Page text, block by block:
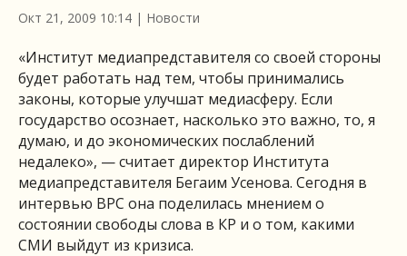
Окт 21, 2009 10:14 | Новости
«Институт медиапредставителя со своей стороны
будет работать над тем, чтобы принимались
законы, которые улучшат медиасферу. Если
государство осознает, насколько это важно, то, я
думаю, и до экономических послаблений
недалеко», — считает директор Института
медиапредставителя Бегаим Усенова. Сегодня в
интервью BPC она поделилась мнением о
состоянии свободы слова в КР и о том, какими
СМИ выйдут из кризиса.